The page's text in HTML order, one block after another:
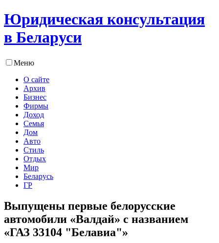
Юридическая консультация
в Беларуси
Меню
О сайте
Архив
Бизнес
Фирмы
Доход
Семья
Дом
Авто
Стиль
Отдых
Мир
Беларусь
ГР
Выпущены первые белорусские
автомобили «Валдай» с названием
«ГАЗ 33104 "Белавиа"»